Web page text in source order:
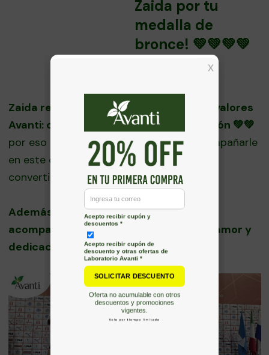
Zaida por tu
medalla de
bronce! 💚💚💚💚
Zaida representa muchos de nuestros valores
Avanti: compromiso, entrega y dedicación 💚💚
por eso estamos muy orgullosos de acompañarle
en este camino y en todo su proceso de
convertirse en la mejor judoca de Chile..
Además, felicitamos a su familia por
acompañarla en cada etapa con tanto amor y
dedicación.